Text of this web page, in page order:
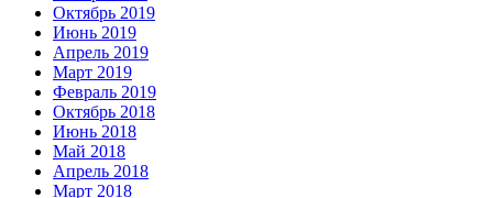
Октябрь 2019
Июнь 2019
Апрель 2019
Март 2019
Февраль 2019
Октябрь 2018
Июнь 2018
Май 2018
Апрель 2018
Март 2018